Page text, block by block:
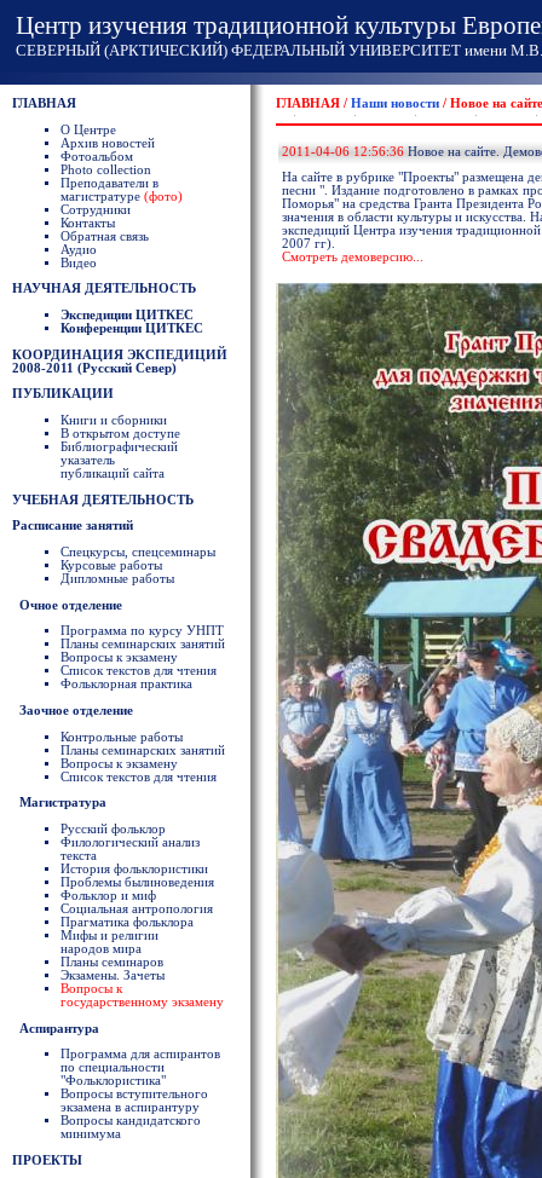
Центр изучения традиционной культуры
СЕВЕРНЫЙ (АРКТИЧЕСКИЙ) ФЕДЕРАЛЬНЫЙ УНИВЕРСИТЕТ имени М.В.
ГЛАВНАЯ
О Центре
Архив новостей
Фотоальбом
Photo collection
Преподаватели в
магистратуре (фото)
Сотрудники
Контакты
Обратная связь
Аудио
Видео
НАУЧНАЯ ДЕЯТЕЛЬНОСТЬ
Экспедиции ЦИТКЕС
Конференции ЦИТКЕС
КООРДИНАЦИЯ ЭКСПЕДИЦИЙ
2008-2011 (Русский Север)
ПУБЛИКАЦИИ
Книги и сборники
В открытом доступе
Библиографический
указатель
публикаций сайта
УЧЕБНАЯ ДЕЯТЕЛЬНОСТЬ
Расписание занятий
Спецкурсы, спецсеминары
Курсовые работы
Дипломные работы
Очное отделение
Программа по курсу УНПТ
Планы семинарских занятий
Вопросы к экзамену
Список текстов для чтения
Фольклорная практика
Заочное отделение
Контрольные работы
Планы семинарских занятий
Вопросы к экзамену
Список текстов для чтения
Магистратура
Русский фольклор
Филологический анализ
текста
История фольклористики
Проблемы былиноведения
Фольклор и миф
Социальная антропология
Прагматика фольклора
Мифы и религии
народов мира
Планы семинаров
Экзамены. Зачеты
Вопросы к
государственному экзамену
Аспирантура
Программа для аспирантов
по специальности
"Фольклористика"
Вопросы вступительного
экзамена в аспирантуру
Вопросы кандидатского
минимума
ПРОЕКТЫ
ГЛАВНАЯ / Наши новости / Новое на
2011-04-06 12:56:36 Новое на сайте.
На сайте в рубрике "Проекты" размещена
песни ". Издание подготовлено в рамках
Поморья" на средства Гранта Президента
значения в области культуры и искусства.
экспедиций Центра изучения
2007 гг).
Смотреть демоверсию...